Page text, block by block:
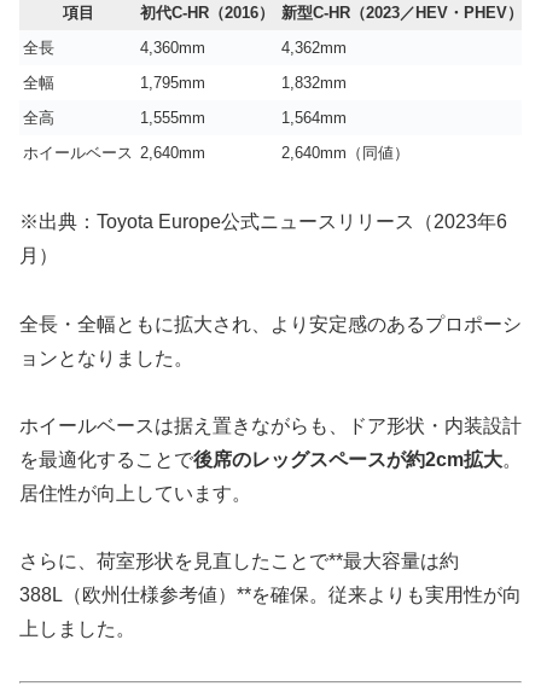
項目 初代C-HR（2016）
新型C-HR（2023／HEV・PHEV）
全長
4,360mm
4,362mm
全幅
1,795mm
1,832mm
全高
1,555mm
1,564mm
ホイールベース 2,640mm 2,640mm（同値）
※出典：Toyota Europe公式ニュースリリース（2023年6
月）
全長・全幅ともに拡大され、より安定感のあるプロポーシ
ョンとなりました。
ホイールベースは据え置きながらも、ドア形状・内装設計
を最適化することで後席のレッグスペースが約2cm拡大。
居住性が向上しています。
さらに、荷室形状を見直したことで**最大容量は約
388L（欧州仕様参考値）**を確保。従来よりも実用性が向
上しました。